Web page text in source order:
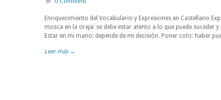
Enriquecimiento del Vocabulario y Expresiones en Castellano
mosca en la oreja: se debe estar atento a lo que puede suceder
Estar en mi mano: depende de mi decisión. Poner coto: haber
Leer más →